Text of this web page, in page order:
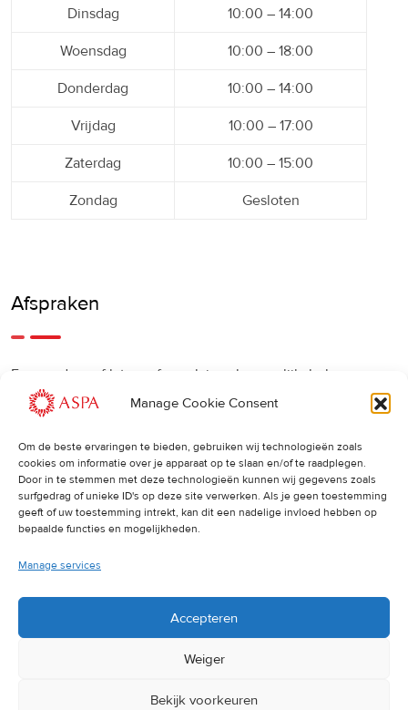
Manage Cookie Consent
Om de beste ervaringen te bieden, gebruiken wij technologieën zoals
cookies om informatie over je apparaat op te slaan en/of te raadplegen.
Door in te stemmen met deze technologieën kunnen wij gegevens zoals
surfgedrag of unieke ID's op deze site verwerken. Als je geen toestemming
geeft of uw toestemming intrekt, kan dit een nadelige invloed hebben op
bepaalde functies en mogelijkheden.
Manage services
Accepteren
Weiger
Bekijk voorkeuren
Dinsdag 10:00 – 14:00
Woensdag 10:00 – 18:00
Donderdag 10:00 – 14:00
Vrijdag 10:00 – 17:00
Zaterdag 10:00 – 15:00
Zondag Gesloten
Afspraken
Een eerdere of latere afspraak is ook mogelijk, bel ons
gerust.
Cancellations:
Indien u een afspraak wilt wijzigen of annuleren, vragen wij
u dit 24 uur van tevoren door te geven. Anders worden de